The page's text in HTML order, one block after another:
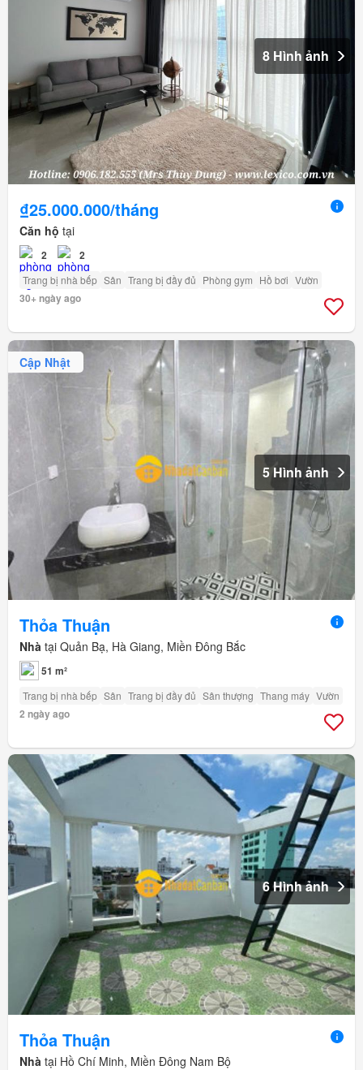
8 Hình ảnh
₫25.000.000/tháng
Căn hộ tại
2 2
Trang bị nhà bếp Sân Trang bị đầy đủ Phòng gym Hồ bơi Vườn
30+ ngày ago
Cập Nhật
5 Hình ảnh
Thỏa Thuận
Nhà tại Quản Bạ, Hà Giang, Miền Đông Bắc
51 m²
Trang bị nhà bếp Sân Trang bị đầy đủ Sân thượng Thang máy Vườn
2 ngày ago
6 Hình ảnh
Thỏa Thuận
Nhà tại Hồ Chí Minh, Miền Đông Nam Bộ